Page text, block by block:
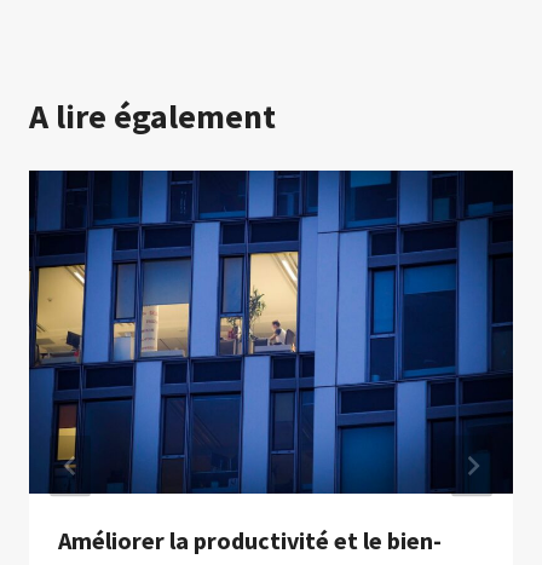
A lire également
Améliorer la productivité et le bien-